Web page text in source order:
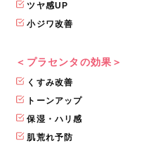
ツヤ感UP
小ジワ改善
＜プラセンタの効果＞
くすみ改善
トーンアップ
保湿・ハリ感
肌荒れ予防